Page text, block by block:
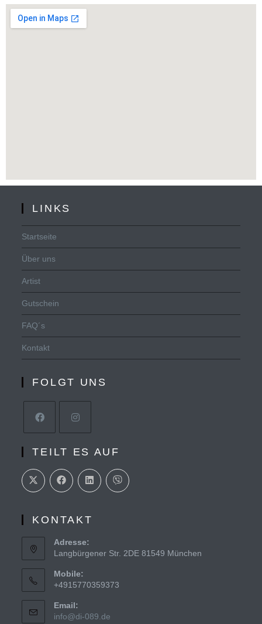
LINKS
Startseite
Über uns
Artist
Gutschein
FAQ´s
Kontakt
FOLGT UNS
TEILT ES AUF
KONTAKT
Adresse:
Langbürgener Str. 2DE 81549 München
Mobile:
+4915770359373
Email:
info@di-089.de